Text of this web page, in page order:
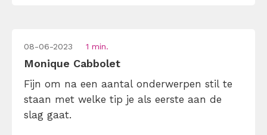
08-06-2023 1 min.
Monique Cabbolet
Fijn om na een aantal onderwerpen stil te
staan met welke tip je als eerste aan de
slag gaat.